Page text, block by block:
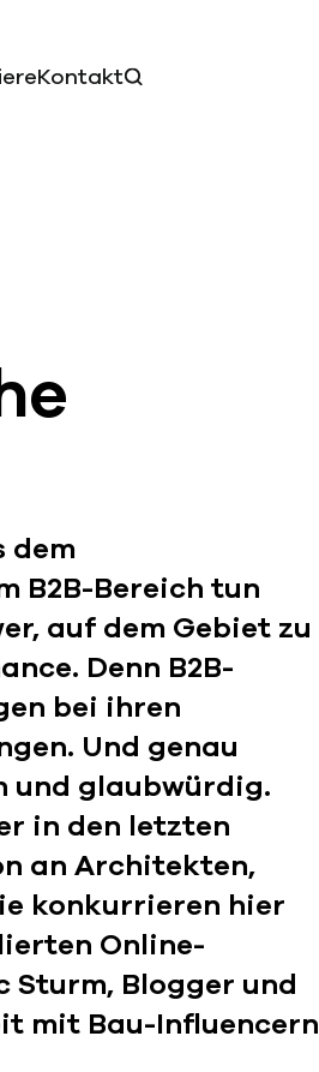
Kontakt
dem
B2B-Bereich tun
auf dem Gebiet zu
Denn B2B-
bei ihren
Und genau
und glaubwürdig.
in den letzten
an Architekten,
konkurrieren hier
Online-
Sturm, Blogger und
mit Bau-Influencern